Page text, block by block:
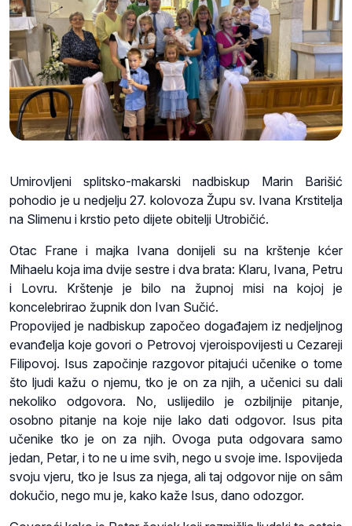
Umirovljeni splitsko-makarski nadbiskup Marin Barišić
pohodio je u nedjelju 27. kolovoza Župu sv. Ivana Krstitelja
na Slimenu i krstio peto dijete obitelji Utrobičić.
Otac Frane i majka Ivana donijeli su na krštenje kćer
Mihaelu koja ima dvije sestre i dva brata: Klaru, Ivana, Petru
i Lovru. Krštenje je bilo na župnoj misi na kojoj je
koncelebrirao župnik don Ivan Sučić.
Propovijed je nadbiskup započeo događajem iz nedjeljnog
evanđelja koje govori o Petrovoj vjeroispovijesti u Cezareji
Filipovoj. Isus započinje razgovor pitajući učenike o tome
što ljudi kažu o njemu, tko je on za njih, a učenici su dali
nekoliko odgovora. No, uslijedilo je ozbiljnije pitanje,
osobno pitanje na koje nije lako dati odgovor. Isus pita
učenike tko je on za njih. Ovoga puta odgovara samo
jedan, Petar, i to ne u ime svih, nego u svoje ime. Ispovijeda
svoju vjeru, tko je Isus za njega, ali taj odgovor nije on sâm
dokučio, nego mu je, kako kaže Isus, dano odozgor.